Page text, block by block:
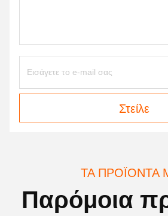
Στείλε
ΤΑ ΠΡΟΪΌΝΤΑ
Παρόμοια